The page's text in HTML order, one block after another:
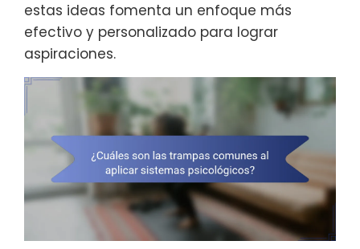
estas ideas fomenta un enfoque más
efectivo y personalizado para lograr
aspiraciones.